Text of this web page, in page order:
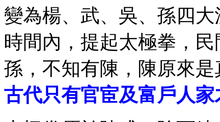
變為楊、武、吳、孫四
時間內，提起太極拳，
孫，不知有陳，陳原來
古代只有官宦及富戶人